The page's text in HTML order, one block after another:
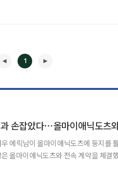
1
손잡았다⋯올마이애닉도츠
이 올마이애닉도츠에 둥지를 틀었다. 31일 올마이애
애닉도츠와 전속 계약을 체결했다. 에릭남은 꾸준히 음